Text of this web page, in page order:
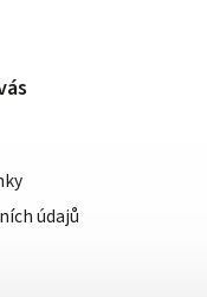
údajů